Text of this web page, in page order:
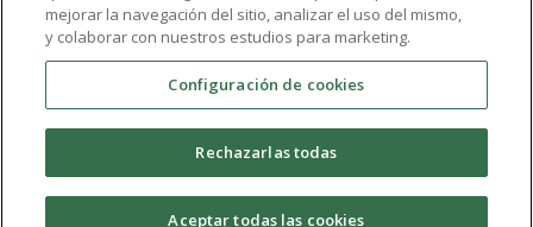
mejorar la navegación del sitio, analizar el uso del mismo,
y colaborar con nuestros estudios para marketing.
Configuración de cookies
Rechazarlas todas
Aceptar todas las cookies